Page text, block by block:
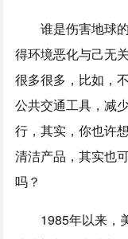
谁是伤害地球
得环境恶化与己无
很多很多，比如，
公共交通工具，减
行，其实，你也许
清洁产品，其实也
吗？
1985年以来，